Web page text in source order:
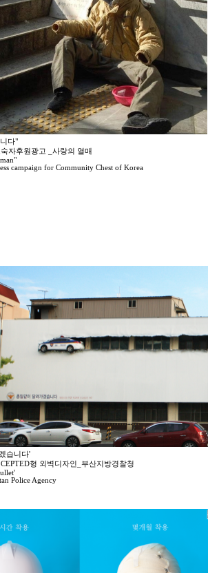
다"
자후원광고 _사랑의 열매
campaign for Community Chest of Korea
습니다'
형 외벽디자인_부산지방경찰청
Police Agency